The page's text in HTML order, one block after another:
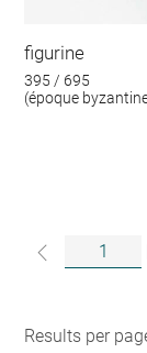
figurine
395 / 695
(époque
Results per